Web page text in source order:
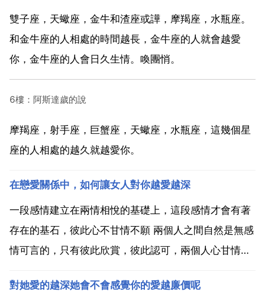
雙子座，天蠍座，金牛和渣座或譁，摩羯座，水瓶座。
和金牛座的人相處的時間越長，金牛座的人就會越愛
你，金牛座的人會日久生情。喚團悄。
6樓：阿斯達歲的說
摩羯座，射手座，巨蟹座，天蠍座，水瓶座，這幾個星
座的人相處的越久就越愛你。
在戀愛關係中，如何讓女人對你越愛越深
一段感情建立在兩情相悅的基礎上，這段感情才會有著
存在的基石，彼此心不甘情不願 兩個人之間自然是無感
情可言的，只有彼此欣賞，彼此認可，兩個人心甘情願
一點，兩個人便沒有 感情基石 勉強在一起，這段感情
對她愛的越深她會不會感覺你的愛越廉價呢